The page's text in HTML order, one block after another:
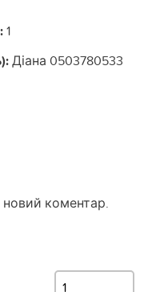
1
Діана 0503780533
новий коментар.